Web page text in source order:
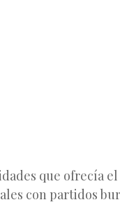
que ofrecía el
con partidos